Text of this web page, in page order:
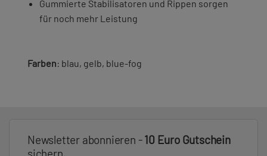
Gummierte Stabilisatoren und Rippen sorgen
für noch mehr Leistung
Farben: blau, gelb, blue-fog
Newsletter abonnieren -10 Euro Gutschein
sichern.